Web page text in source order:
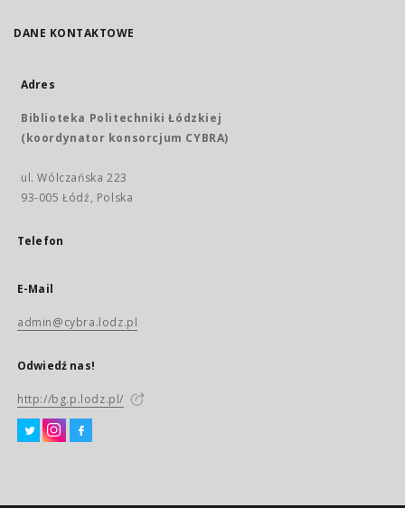
DANE KONTAKTOWE
Adres
Biblioteka Politechniki Łódzkiej
(koordynator konsorcjum CYBRA)
ul. Wólczańska 223
93-005 Łódź, Polska
Telefon
E-Mail
admin@cybra.lodz.pl
Odwiedź nas!
http://bg.p.lodz.pl/